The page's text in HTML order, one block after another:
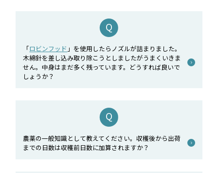
「ロビンフッド 」を使用したらノズルが詰まりました。
木綿針を差し込み取り除こうとしましたがうまくいきま
せん。中身はまだ多く残っています。どうすれば良いで
しょうか？
農薬の一般知識として教えてください。収穫後から出荷
までの日数は収穫前日数に加算されますか？